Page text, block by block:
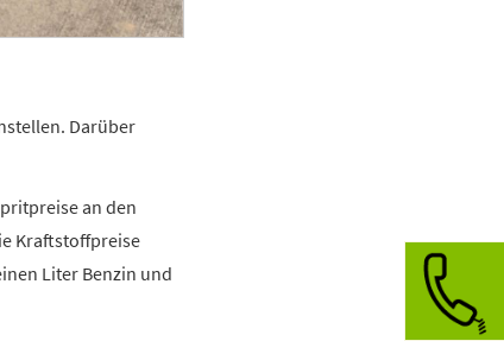
Darüber
an den
Kraftstoffpreise
Liter Benzin und